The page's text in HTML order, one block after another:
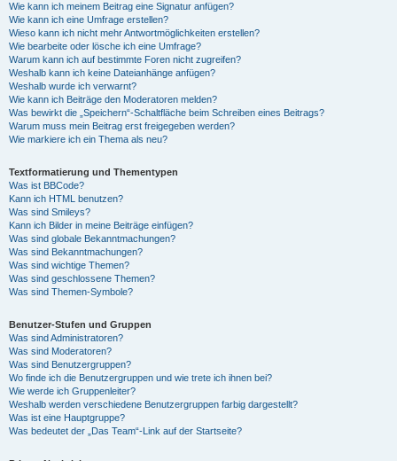
Wie kann ich meinem Beitrag eine Signatur anfügen?
Wie kann ich eine Umfrage erstellen?
Wieso kann ich nicht mehr Antwortmöglichkeiten erstellen?
Wie bearbeite oder lösche ich eine Umfrage?
Warum kann ich auf bestimmte Foren nicht zugreifen?
Weshalb kann ich keine Dateianhänge anfügen?
Weshalb wurde ich verwarnt?
Wie kann ich Beiträge den Moderatoren melden?
Was bewirkt die „Speichern“-Schaltfläche beim Schreiben eines Beitrags?
Warum muss mein Beitrag erst freigegeben werden?
Wie markiere ich ein Thema als neu?
Textformatierung und Thementypen
Was ist BBCode?
Kann ich HTML benutzen?
Was sind Smileys?
Kann ich Bilder in meine Beiträge einfügen?
Was sind globale Bekanntmachungen?
Was sind Bekanntmachungen?
Was sind wichtige Themen?
Was sind geschlossene Themen?
Was sind Themen-Symbole?
Benutzer-Stufen und Gruppen
Was sind Administratoren?
Was sind Moderatoren?
Was sind Benutzergruppen?
Wo finde ich die Benutzergruppen und wie trete ich ihnen bei?
Wie werde ich Gruppenleiter?
Weshalb werden verschiedene Benutzergruppen farbig dargestellt?
Was ist eine Hauptgruppe?
Was bedeutet der „Das Team“-Link auf der Startseite?